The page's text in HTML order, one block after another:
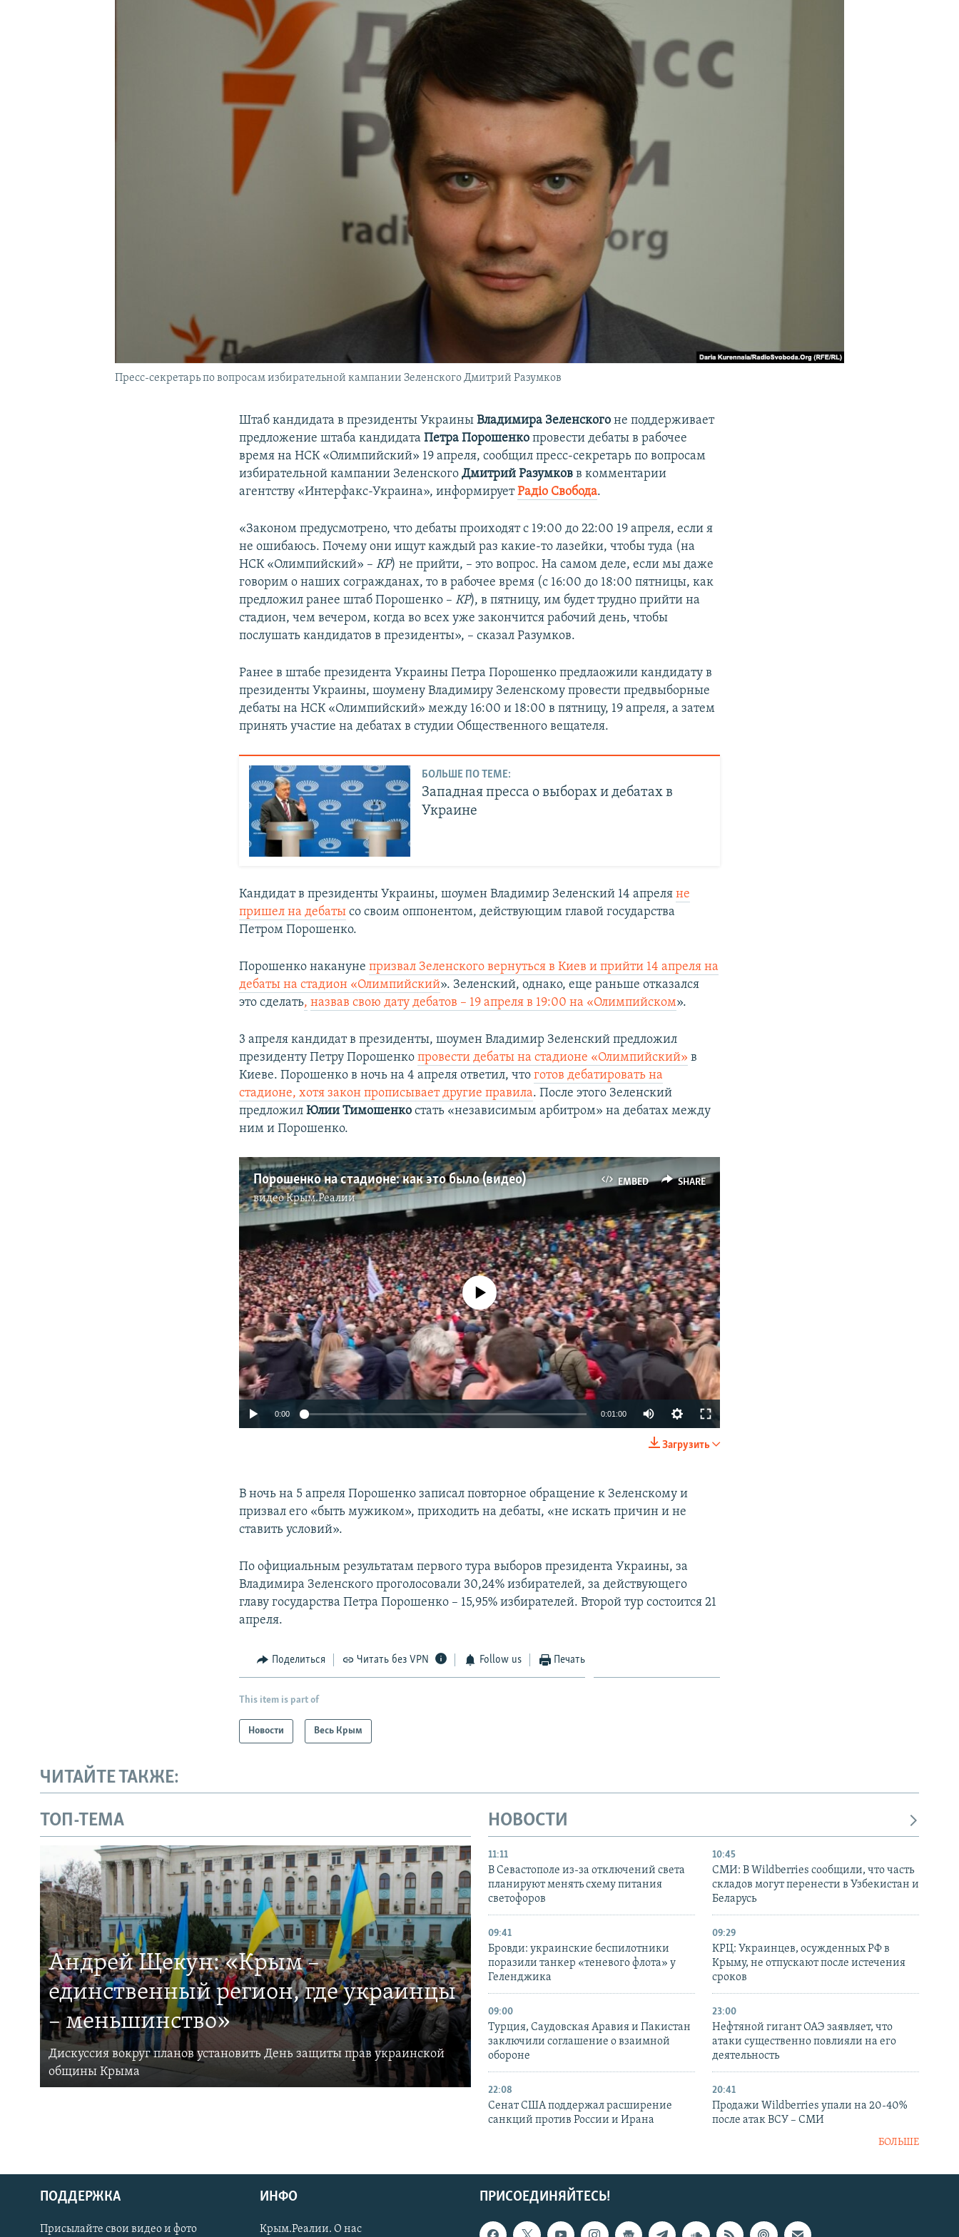
Українською
Пресс-секретарь по вопросам избирательной кампании Зеленского Дмитрий Разумков
Штаб кандидата в президенты УкраиныВладимира Зеленского не поддерживает
предложение штаба кандидатаПетра Порошенкопровести дебаты в рабочее
время на НСК «Олимпийский» 19 апреля, сообщил пресс-секретарь по вопросам
избирательной кампании ЗеленскогоДмитрий Разумков в комментарии
агентству «Интерфакс-Украина», информируетРадіо Свобода.
«Законом предусмотрено, что дебаты проиходят с 19:00 до 22:00 19 апреля, если я
не ошибаюсь. Почему они ищут каждый раз какие-то лазейки, чтобы туда (на
НСК «Олимпийский» –КР) не прийти, – это вопрос. На самом деле, если мы даже
говорим о наших согражданах, то в рабочее время (с 16:00 до 18:00 пятницы, как
предложил ранее штаб Порошенко –КР), в пятницу, им будет трудно прийти на
стадион, чем вечером, когда во всех уже закончится рабочий день, чтобы
послушать кандидатов в президенты», – сказал Разумков.
Ранее в штабе президента Украины Петра Порошенко предлаожили кандидату в
президенты Украины, шоумену Владимиру Зеленскому провести предвыборные
дебаты на НСК «Олимпийский» между 16:00 и 18:00 в пятницу, 19 апреля, а затем
принять участие на дебатах в студии Общественного вещателя.
БОЛЬШЕ ПО ТЕМЕ:
Западная пресса о выборах и дебатах в
Украине
Кандидат в президенты Украины, шоумен Владимир Зеленский 14 апреляне
пришел на дебаты со своим оппонентом, действующим главой государства
Петром Порошенко.
Порошенко наканунепризвал Зеленского вернуться в Киев и прийти 14 апреля на
дебаты на стадион «Олимпийский». Зеленский, однако, еще раньше отказался
это сделать, назвав свою дату дебатов – 19 апреля в 19:00 на «Олимпийском».
3 апреля кандидат в президенты, шоумен Владимир Зеленский предложил
президенту Петру Порошенкопровести дебаты на стадионе «Олимпийский» в
Киеве. Порошенко в ночь на 4 апреля ответил, чтоготов дебатировать на
стадионе, хотя закон прописывает другие правила. После этого Зеленский
предложилЮлии Тимошенкостать «независимым арбитром»​ на дебатах между
ним и Порошенко.​
EMBED SHARE
Порошенко на стадионе: как это было (видео)
видеоКрым.Реалии
SHARE
No media source currently available
0:00 0:01:00
Загрузить
​В ночь на 5 апреля Порошенко записал повторное обращение к Зеленскому и
призвал его «быть мужиком», приходить на дебаты, «не искать причин и не
ставить условий».
По официальным результатам первого тура выборов президента Украины, за
Владимира Зеленского проголосовали 30,24% избирателей, за действующего
главу государства Петра Порошенко – 15,95% избирателей. Второй тур состоится 21
апреля.
Поделиться Читать без VPN Follow us Печать
This item is part of
Новости Весь Крым
ЧИТАЙТЕ ТАКЖЕ:
ТОП-ТЕМА
Андрей Щекун: «Крым –
единственный регион, где украинцы
– меньшинство»
Дискуссия вокруг планов установить День защиты прав украинской
общины Крыма
НОВОСТИ
11:11
В Севастополе из-за отключений света
планируют менять схему питания
светофоров
10:45
СМИ: В Wildberries сообщили, что часть
складов могут перенести в Узбекистан и
Беларусь
09:41
Бровди: украинские беспилотники
поразили танкер «теневого флота» у
Геленджика
09:29
КРЦ: Украинцев, осужденных РФ в
Крыму, не отпускают после истечения
сроков
09:00
Турция, Саудовская Аравия и Пакистан
заключили соглашение о взаимной
обороне
23:00
Нефтяной гигант ОАЭ заявляет, что
атаки существенно повлияли на его
деятельность
22:08
Сенат США поддержал расширение
санкций против России и Ирана
20:41
Продажи Wildberries упали на 20-40%
после атак ВСУ – СМИ
БОЛЬШЕ
ПРИСОЕДИНЯЙТЕСЬ!
ПОДДЕРЖКА
Присылайте свои видео и фото
ИНФО
Крым.Реалии. О нас